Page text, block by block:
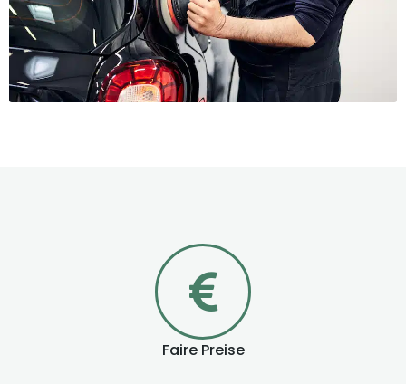
Unsere Experten bessern die beschädigten Stellen in
mehreren Arbeitsschritten sorgfältig aus. Dabei
behandeln sie lediglich die betroffenen Stellen – ohne
ganze Fahrzeugteile zu lackieren. Das geht schnell und
schont Ihr Budget.
Ihrem Fahrzeug ausführen lässt.
Setzen Sie sich am besten gleich mit uns in
Faire Preise